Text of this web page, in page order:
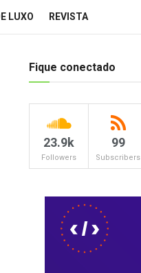
LUXO REVISTA
Fique conectado
23.9k
Followers
99
Subscribers